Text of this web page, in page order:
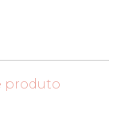
produto